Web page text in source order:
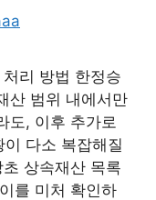
리 방법 한정승
산 범위 내에서만
도, 이후 추가로
다소 복잡해질
상속재산 목록
를 미처 확인하